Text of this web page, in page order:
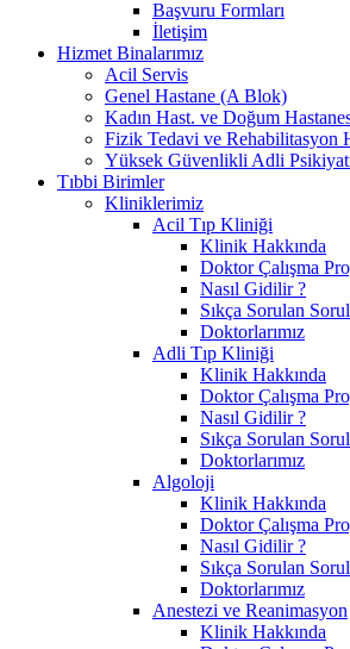
Başvuru Formları
İletişim
Hizmet Binalarımız
Acil Servis
Genel Hastane (A Blok)
Kadın Hast. ve Doğum
Fizik Tedavi ve Rehabilitasyon
Yüksek Güvenlikli Adli
Tıbbi Birimler
Kliniklerimiz
Acil Tıp Kliniği
Klinik Hakkında
Doktor Çalışma
Nasıl Gidilir ?
Sıkça Sorulan
Doktorlarımız
Adli Tıp Kliniği
Klinik Hakkında
Doktor Çalışma
Nasıl Gidilir ?
Sıkça Sorulan
Doktorlarımız
Algoloji
Klinik Hakkında
Doktor Çalışma
Nasıl Gidilir ?
Sıkça Sorulan
Doktorlarımız
Anestezi ve Reanimasyon
Klinik Hakkında